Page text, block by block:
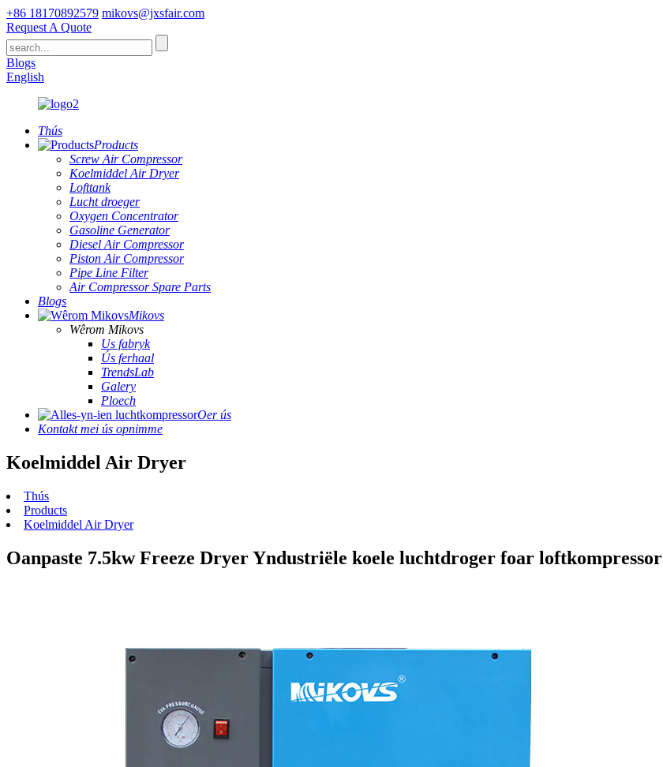
+86 18170892579 mikovs@jxsfair.com
Request A Quote
Blogs
English
Thús
Products
Screw Air Compressor
Koelmiddel Air Dryer
Lofttank
Lucht droeger
Oxygen Concentrator
Gasoline Generator
Diesel Air Compressor
Piston Air Compressor
Pipe Line Filter
Air Compressor Spare Parts
Blogs
Mikovs
Wêrom Mikovs
Us fabryk
Ús ferhaal
TrendsLab
Galery
Ploech
Oer ús
Kontakt mei ús opnimme
Koelmiddel Air Dryer
Thús
Products
Koelmiddel Air Dryer
Oanpaste 7.5kw Freeze Dryer Yndustriële koele luchtdroger foar loftkompressor